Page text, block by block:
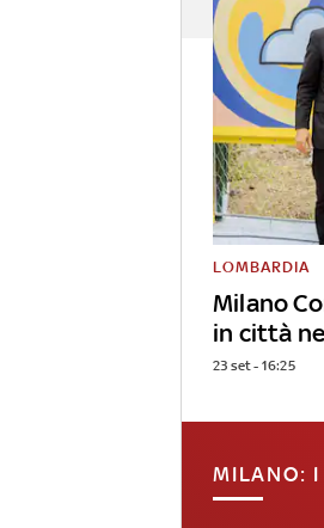
Milano
in città
LOMBARDIA
23 set - 16:25
MILANO: I